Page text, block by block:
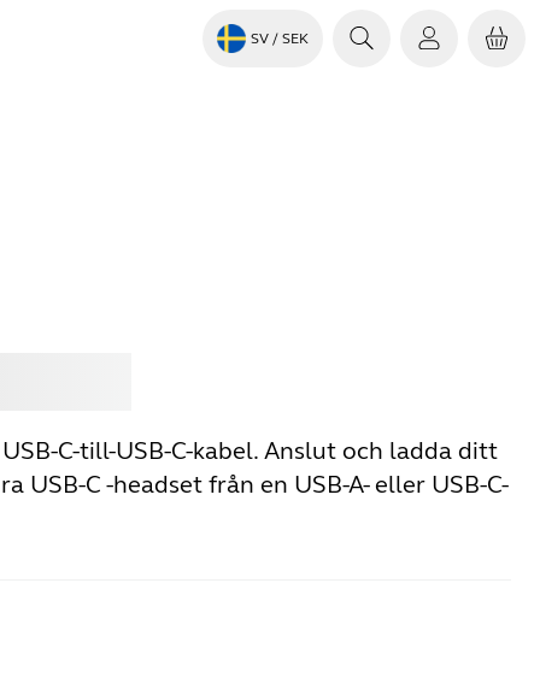
SV / SEK
C-till-USB-C-kabel. Anslut och ladda ditt
USB-C -headset från en USB-A- eller USB-C-